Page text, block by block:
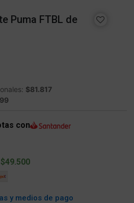
Puma FTBL de
$81.817
con
$49.500
y medios de pago